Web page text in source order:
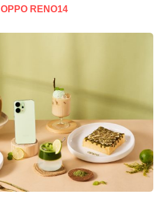
OPPO RENO14